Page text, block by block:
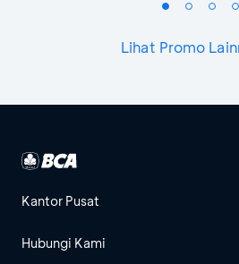
Lihat Promo
Kantor Pusat
Hubungi Kami